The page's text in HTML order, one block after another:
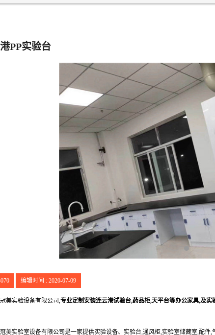
PP实验台
编辑时间 : 2020-07-09
实验设备有限公司,专业定制安装连云港试验台,药品柜,天平台等办公家具,及
实验室设备有限公司是一家提供实验设备、实验台,通风柜,实验室储藏室,配件,